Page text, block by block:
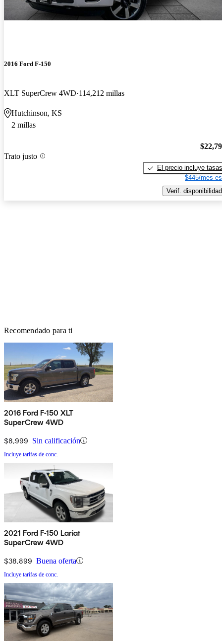
2016 Ford F-150
XLT SuperCrew 4WD 114,212 millas
Hutchinson, KS
2 millas
Trato justo
El precio incluye tasas
$445/mes
Verif. disponibilidad
Recomendado para ti
2016 Ford F-150 XLT
SuperCrew 4WD
$8,999 Sin calificación
Incluye tarifas de conc.
2021 Ford F-150 Lariat
SuperCrew 4WD
$38,899 Buena oferta
Incluye tarifas de conc.